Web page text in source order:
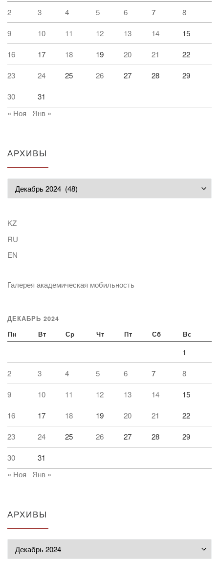
2 3 4 5 6 7 8
9 10 11 12 13 14 15
16 17 18 19 20 21 22
23 24 25 26 27 28 29
30
31
« Ноя
Янв »
АРХИВЫ
KZ
RU
EN
Галерея академическая мобильность
ДЕКАБРЬ 2024
Пн Вт Ср Чт Пт Сб Вс
1
2 3 4 5 6 7 8
9 10 11 12 13 14 15
16 17 18 19 20 21 22
23 24 25 26 27 28 29
30
31
« Ноя
Янв »
АРХИВЫ